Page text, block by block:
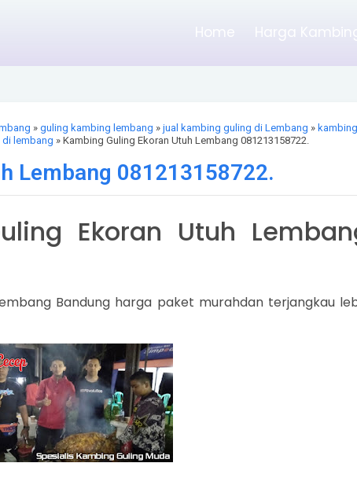
Home Harga
» guling kambing lembang » jual kambing guling di Lembang » kambing
di lembang » Kambing Guling Ekoran Utuh Lembang 081213158722.
Lembang 081213158722.
Ekoran Utuh
Bandung harga paket murahdan terjangkau